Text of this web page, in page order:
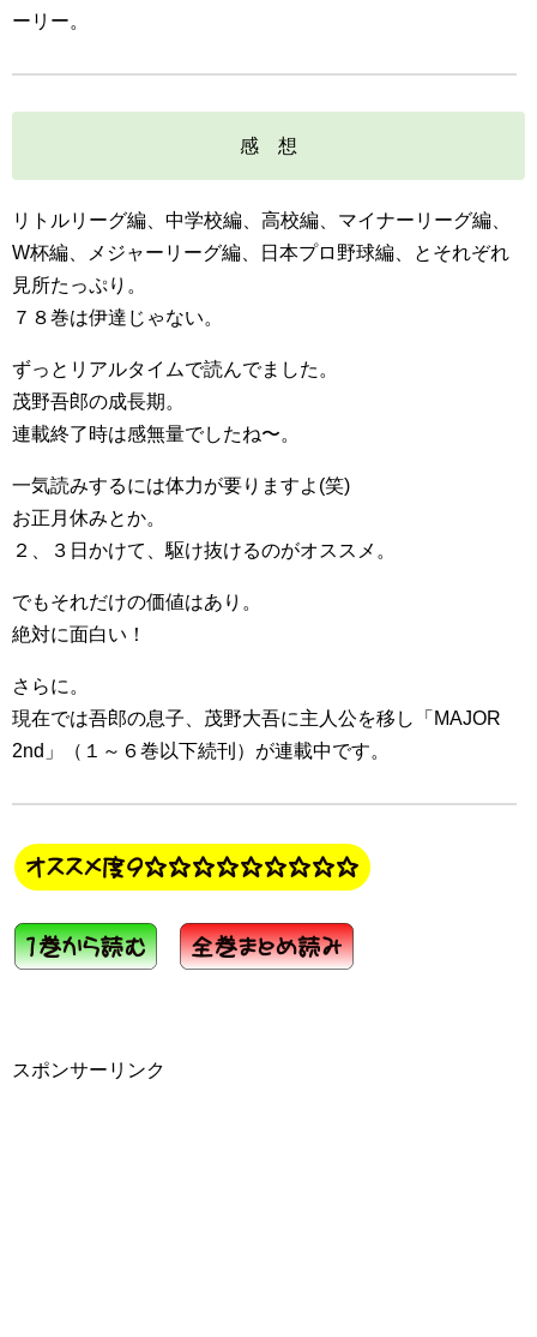
ーリー。
感 想
リトルリーグ編、中学校編、高校編、マイナーリーグ編、
W杯編、メジャーリーグ編、日本プロ野球編、とそれぞれ
見所たっぷり。
７８巻は伊達じゃない。
ずっとリアルタイムで読んでました。
茂野吾郎の成長期。
連載終了時は感無量でしたね〜。
一気読みするには体力が要りますよ(笑)
お正月休みとか。
２、３日かけて、駆け抜けるのがオススメ。
でもそれだけの価値はあり。
絶対に面白い！
さらに。
現在では吾郎の息子、茂野大吾に主人公を移し「MAJOR
2nd」（１～６巻以下続刊）が連載中です。
スポンサーリンク